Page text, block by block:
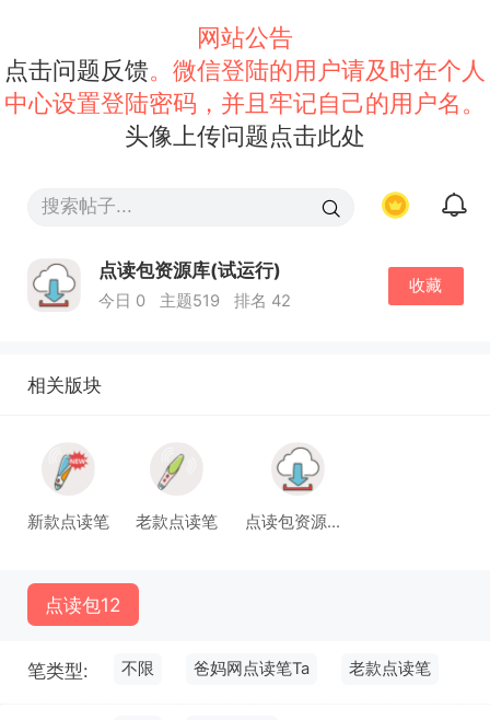
网站公告
点击问题反馈。微信登陆的用户请及时在个人
中心设置登陆密码，并且牢记自己的用户名。
头像上传问题点击此处
点读包资源库(试运行)
今日 0 主题519 排名 42
收藏
相关版块
新款点读笔 老款点读笔 点读包资源库(试运行)
点读包12
笔类型: 不限 爸妈网点读笔Ta 老款点读笔